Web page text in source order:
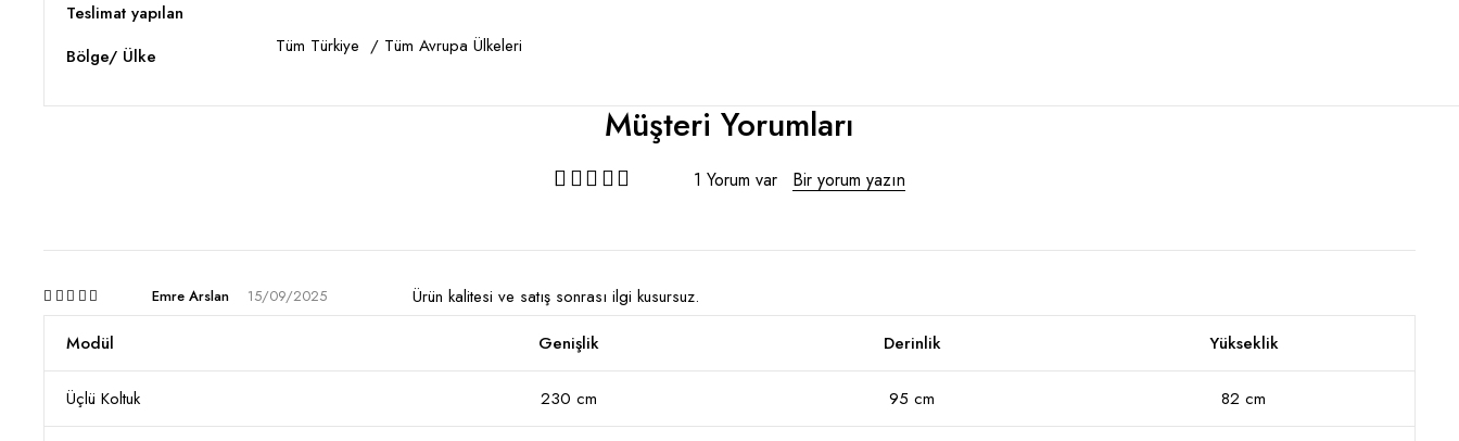
Teslimat yapılan
Bölge/ Ülke
Tüm Türkiye / Tüm Avrupa Ülkeleri
Müşteri Yorumları
1 Yorum var Bir yorum yazın
5
Emre Arslan 15/09/2025
Ürün kalitesi ve satış sonrası ilgi kusursuz.
Modül
Genişlik Derinlik Yükseklik
Üçlü Koltuk 230 cm 95 cm 82 cm